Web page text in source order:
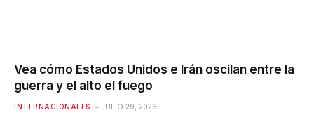
Vea cómo Estados Unidos e Irán oscilan entre la
guerra y el alto el fuego
INTERNACIONALES JULIO 29, 2026